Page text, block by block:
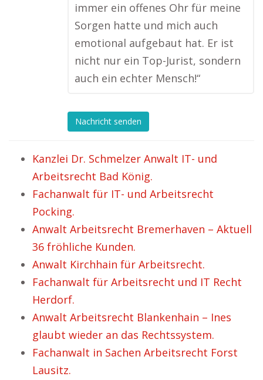
immer ein offenes Ohr für meine
Sorgen hatte und mich auch
emotional aufgebaut hat. Er ist
nicht nur ein Top-Jurist, sondern
auch ein echter Mensch!“
Nachricht senden
Kanzlei Dr. Schmelzer Anwalt IT- und
Arbeitsrecht Bad König.
Fachanwalt für IT- und Arbeitsrecht
Pocking.
Anwalt Arbeitsrecht Bremerhaven – Aktuell
36 fröhliche Kunden.
Anwalt Kirchhain für Arbeitsrecht.
Fachanwalt für Arbeitsrecht und IT Recht
Herdorf.
Anwalt Arbeitsrecht Blankenhain – Ines
glaubt wieder an das Rechtssystem.
Fachanwalt in Sachen Arbeitsrecht Forst
Lausitz.